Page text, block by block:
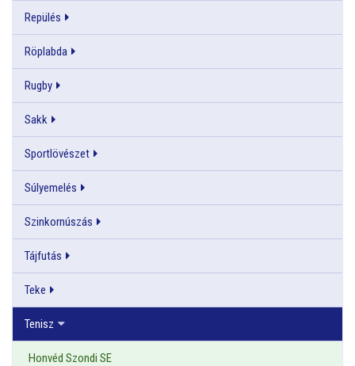
Repülés
Röplabda
Rugby
Sakk
Sportlövészet
Súlyemelés
Szinkornúszás
Tájfutás
Teke
Tenisz
Honvéd Szondi SE